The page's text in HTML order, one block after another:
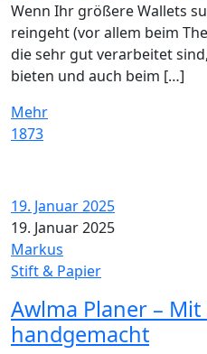
Wenn Ihr größere Wallets
reingeht (vor allem beim
die sehr gut verarbeitet
bieten und auch beim […]
Mehr
1873
19. Januar 2025
19. Januar 2025
Markus
Stift & Papier
Awlma Planer – Mit
handgemacht